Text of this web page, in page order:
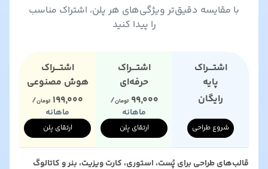
با مقایسه دقیق‌تر ویژگی‌های هر پلن، اشتراک مناسب
را پیدا کنید
پایه
رایگان
شروع طراحی
حرفه‌ای
۹۹٬۰۰۰ تومان/
ماهانه
ارتقای پلن
هوش مصنوعی
۱۹۹٬۰۰۰ تومان/
ماهانه
ارتقای پلن
قالب‌های طراحی برای پُست، استوری، کارت ویزیت، بنر و کاتالوگ